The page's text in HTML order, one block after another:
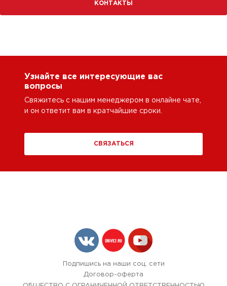
КОНТАКТЫ
Узнайте все интересующие вас
вопросы
Свяжитесь с нашим менеджером в онлайне чате,
и он ответит вам в кратчайшие сроки.
СВЯЗАТЬСЯ
Подпишись на наши соц. сети
Договор-оферта